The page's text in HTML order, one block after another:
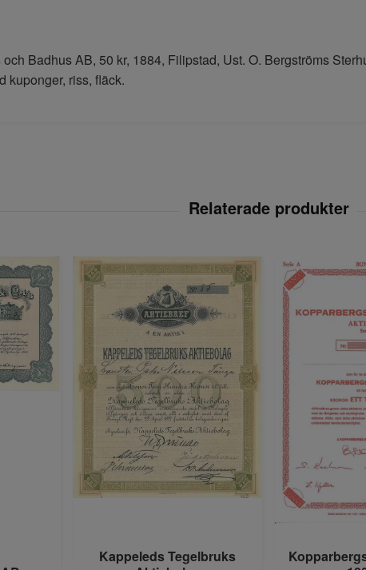
Badhus AB, 50 kr, 1884, Filipstad, Ust. O. Bergströms
kuponger, riss, fläck.
Kappeleds Tegelbruks